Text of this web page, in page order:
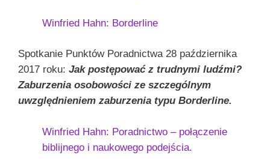
Winfried Hahn: Borderline
Spotkanie Punktów Poradnictwa 28 października
2017 roku: Jak postępować z trudnymi ludźmi?
Zaburzenia osobowości ze szczególnym
uwzględnieniem zaburzenia typu Borderline.
Winfried Hahn: Poradnictwo – połączenie
biblijnego i naukowego podejścia.